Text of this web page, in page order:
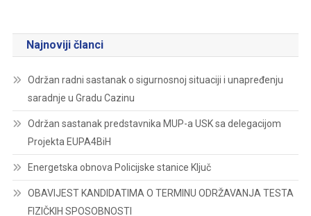
Najnoviji članci
Održan radni sastanak o sigurnosnoj situaciji i unapređenju
saradnje u Gradu Cazinu
Održan sastanak predstavnika MUP-a USK sa delegacijom
Projekta EUPA4BiH
Energetska obnova Policijske stanice Ključ
OBAVIJEST KANDIDATIMA O TERMINU ODRŽAVANJA TESTA
FIZIČKIH SPOSOBNOSTI